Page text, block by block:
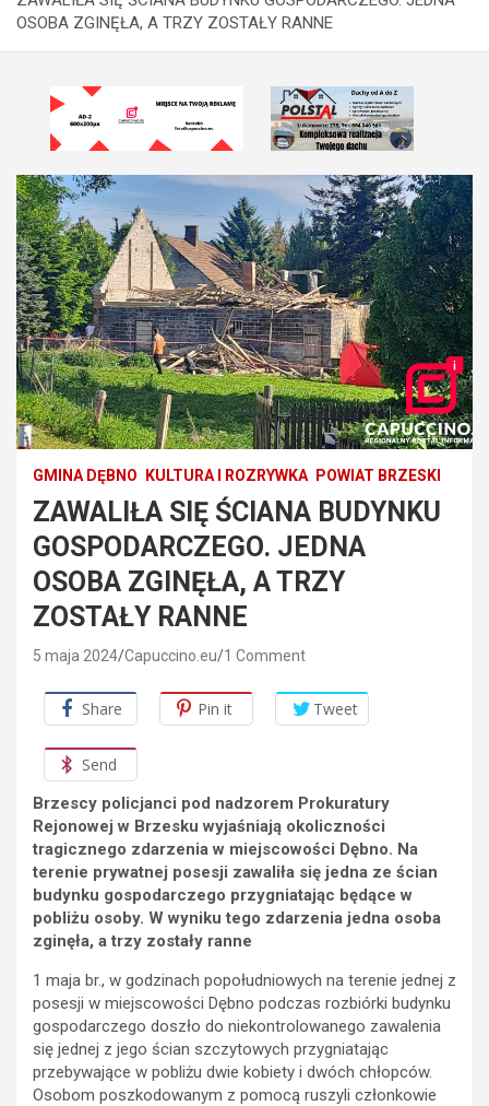
OSOBA ZGINĘŁA, A TRZY ZOSTAŁY RANNE
GMINA DĘBNO KULTURA I ROZRYWKA POWIAT BRZESKI
ZAWALIŁA SIĘ ŚCIANA BUDYNKU
GOSPODARCZEGO. JEDNA
OSOBA ZGINĘŁA, A TRZY
ZOSTAŁY RANNE
5 maja 2024 Capuccino.eu 1 Comment
Share Pin it Tweet
Send
Brzescy policjanci pod nadzorem Prokuratury
Rejonowej w Brzesku wyjaśniają okoliczności
tragicznego zdarzenia w miejscowości Dębno. Na
terenie prywatnej posesji zawaliła się jedna ze ścian
budynku gospodarczego przygniatając będące w
pobliżu osoby. W wyniku tego zdarzenia jedna osoba
zginęła, a trzy zostały ranne
1 maja br., w godzinach popołudniowych na terenie jednej z
posesji w miejscowości Dębno podczas rozbiórki budynku
gospodarczego doszło do niekontrolowanego zawalenia
się jednej z jego ścian szczytowych przygniatając
przebywające w pobliżu dwie kobiety i dwóch chłopców.
Osobom poszkodowanym z pomocą ruszyli członkowie